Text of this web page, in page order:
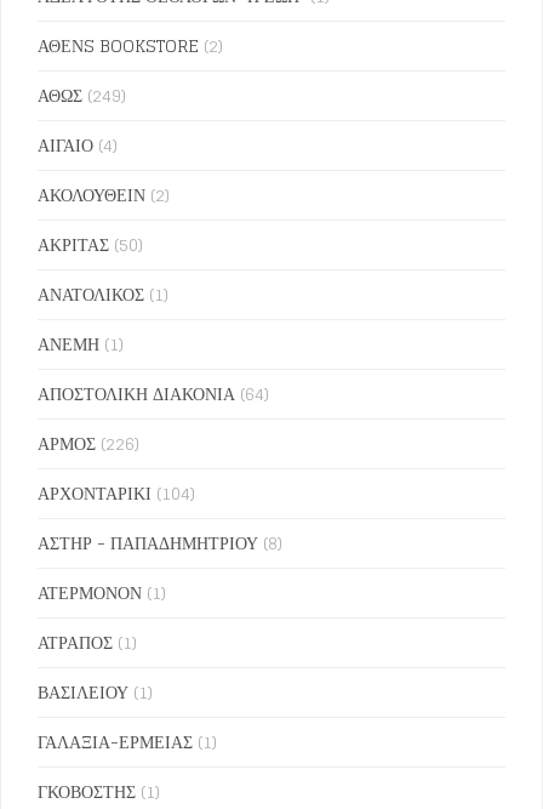
ΑΘΕΝS BOOKSTORE (2)
ΑΘΩΣ (249)
ΑΙΓΑΙΟ (4)
ΑΚΟΛΟΥΘΕΙΝ (2)
ΑΚΡΙΤΑΣ (50)
ΑΝΑΤΟΛΙΚΟΣ (1)
ΑΝΕΜΗ (1)
ΑΠΟΣΤΟΛΙΚΗ ΔΙΑΚΟΝΙΑ (64)
ΑΡΜΟΣ (226)
ΑΡΧΟΝΤΑΡΙΚΙ (104)
ΑΣΤΗΡ - ΠΑΠΑΔΗΜΗΤΡΙΟΥ (8)
ΑΤΕΡΜΟΝΟΝ (1)
ΑΤΡΑΠΟΣ (1)
ΒΑΣΙΛΕΙΟΥ (1)
ΓΑΛΑΞΙΑ-ΕΡΜΕΙΑΣ (1)
ΓΚΟΒΟΣΤΗΣ (1)